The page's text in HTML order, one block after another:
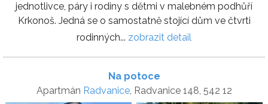
jednotlivce, páry i rodiny s dětmi v malebném podhůří
Krkonoš. Jedná se o samostatně stojící dům ve čtvrti
rodinných... zobrazit detail
Na potoce
Apartmán Radvanice, Radvanice 148, 542 12